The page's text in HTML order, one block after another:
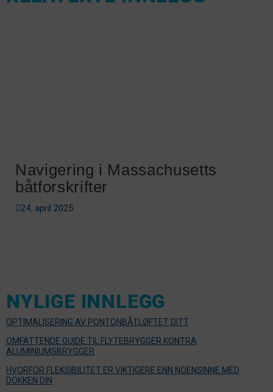
Navigering i Massachusetts
båtforskrifter
24. april 2025
NYLIGE INNLEGG
OPTIMALISERING AV PONTONBÅTLØFTET DITT
OMFATTENDE GUIDE TIL FLYTEBRYGGER KONTRA
ALUMINIUMSBRYGGER
HVORFOR FLEKSIBILITET ER VIKTIGERE ENN NOENSINNE MED
DOKKEN DIN